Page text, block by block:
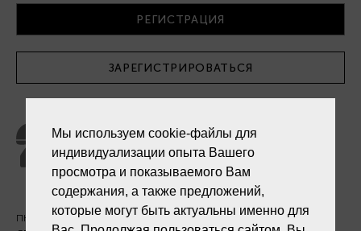
ЗАРЕГИСТРИРОВАТЬСЯ
+371 27 241 888
ПН. - ПТ. 09:00 - 18:00
Мы используем cookie-файлы для
индивидуализации опыта Вашего
просмотра и показываемого Вам
содержания, а также предложений,
которые могут быть актуальны именно для